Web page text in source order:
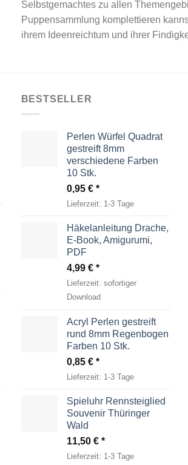
Selbstgemachtes zu allen
Puppensammlung komplettieren
ihrem Ideenreichtum und ihrer
BESTSELLER
Perlen Würfel Quadrat
gestreift 8mm
verschiedene Farben
10 Stk.
0,95 €
Lieferzeit: 1-3 Tage
Häkelanleitung Drache,
E-Book, Amigurumi,
PDF
4,99 €
Lieferzeit: sofortiger
Download
Acryl Perlen gestreift
rund 8mm Regenbogen
Farben 10 Stk.
0,85 €
Lieferzeit: 1-3 Tage
Spieluhr Rennsteiglied
Souvenir Thüringer
Wald
11,50 €
Lieferzeit: 1-3 Tage